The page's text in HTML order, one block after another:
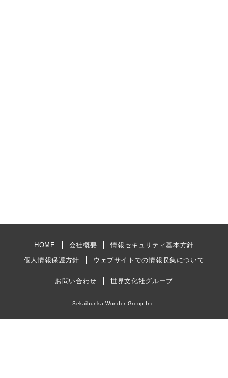
HOME 会社概要
情報セキュリティ基本方針
個人情報保護方針
ウェブサイトでの情報収集について
お問い合わせ 世界文化社グループ
Sekaibunka Wonder Group Inc.